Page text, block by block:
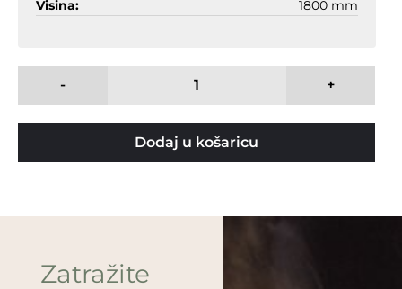
Visina: 1800 mm
- +
Dodaj u košaricu
Zatražite